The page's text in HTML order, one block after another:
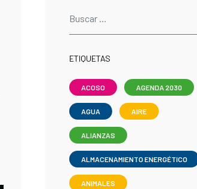
ETIQUETAS
ACOSO AGENDA 2030
AGUA AIRE
ALIANZAS
ALMACENAMIENTO ENERGÉTICO
ANIMALES